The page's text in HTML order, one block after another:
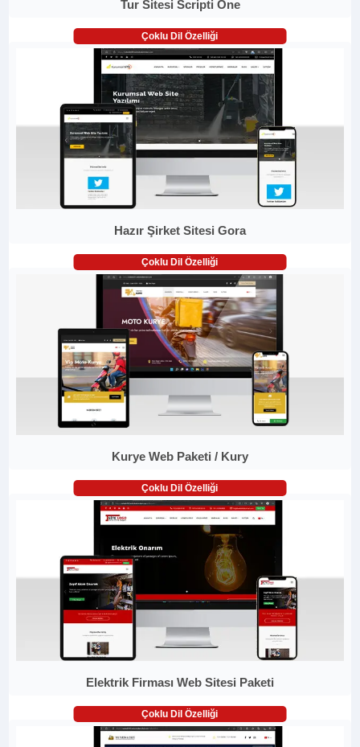
Tur Sitesi Scripti One
Çoklu Dil Özelliği
Hazır Şirket Sitesi Gora
Çoklu Dil Özelliği
Kurye Web Paketi / Kury
Çoklu Dil Özelliği
Elektrik Firması Web Sitesi Paketi
Çoklu Dil Özelliği